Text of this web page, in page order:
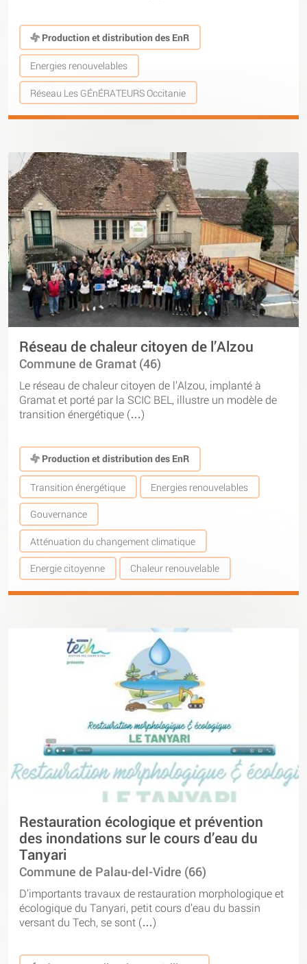
Production et distribution des EnR
Energies renouvelables
Réseau Les GÉnÉRATEURS Occitanie
Réseau de chaleur citoyen de l’Alzou
Commune de Gramat (46)
Le réseau de chaleur citoyen de l’Alzou, implanté à
Gramat et porté par la SCIC BEL, illustre un modèle de
transition énergétique (…)
Production et distribution des EnR
Transition énergétique Energies renouvelables
Gouvernance
Atténuation du changement climatique
Energie citoyenne Chaleur renouvelable
Restauration écologique et prévention
des inondations sur le cours d’eau du
Tanyari
Commune de Palau-del-Vidre (66)
D’importants travaux de restauration morphologique et
écologique du Tanyari, petit cours d’eau du bassin
versant du Tech, se sont (…)